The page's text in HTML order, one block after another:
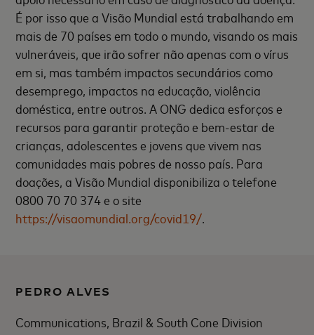
É por isso que a Visão Mundial está trabalhando em
mais de 70 países em todo o mundo, visando os mais
vulneráveis, que irão sofrer não apenas com o vírus
em si, mas também impactos secundários como
desemprego, impactos na educação, violência
doméstica, entre outros. A ONG dedica esforços e
recursos para garantir proteção e bem-estar de
crianças, adolescentes e jovens que vivem nas
comunidades mais pobres de nosso país. Para
doações, a Visão Mundial disponibiliza o telefone
0800 70 70 374 e o site
https://visaomundial.org/covid19/.
PEDRO ALVES
Communications, Brazil & South Cone Division